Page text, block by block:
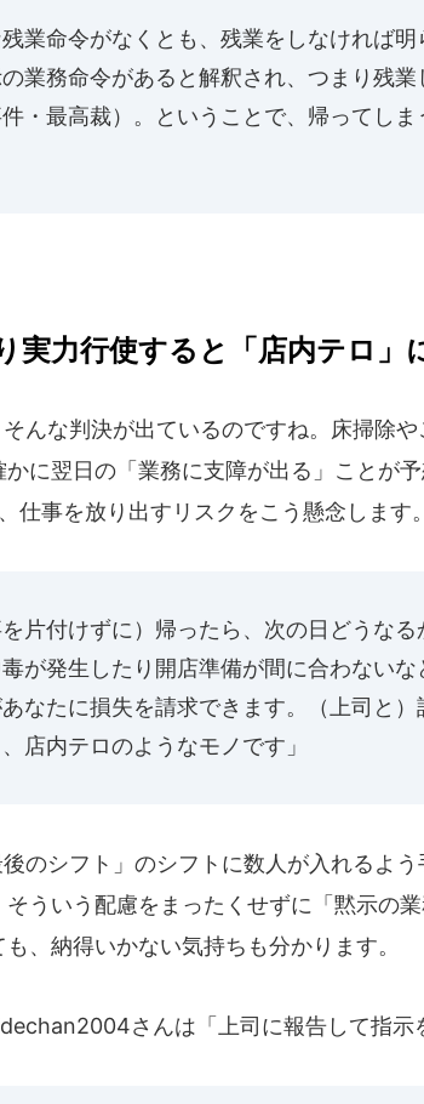
残業命令がなくとも、残業をしなければ
業務命令があると解釈され、つまり残
・最高裁）。ということで、帰ってし
実力行使すると「店内テロ」
んな判決が出ているのですね。床掃除
かに翌日の「業務に支障が出る」ことが
仕事を放り出すリスクをこう懸念します。
を片付けずに）帰ったら、次の日どうな
が発生したり開店準備が間に合わない
なたに損失を請求できます。（上司と
店内テロのようなモノです」
のシフト」のシフトに数人が入れるよ
ういう配慮をまったくせずに「黙示の
、納得いかない気持ちも分かります。
さんは「上司に報告して指示